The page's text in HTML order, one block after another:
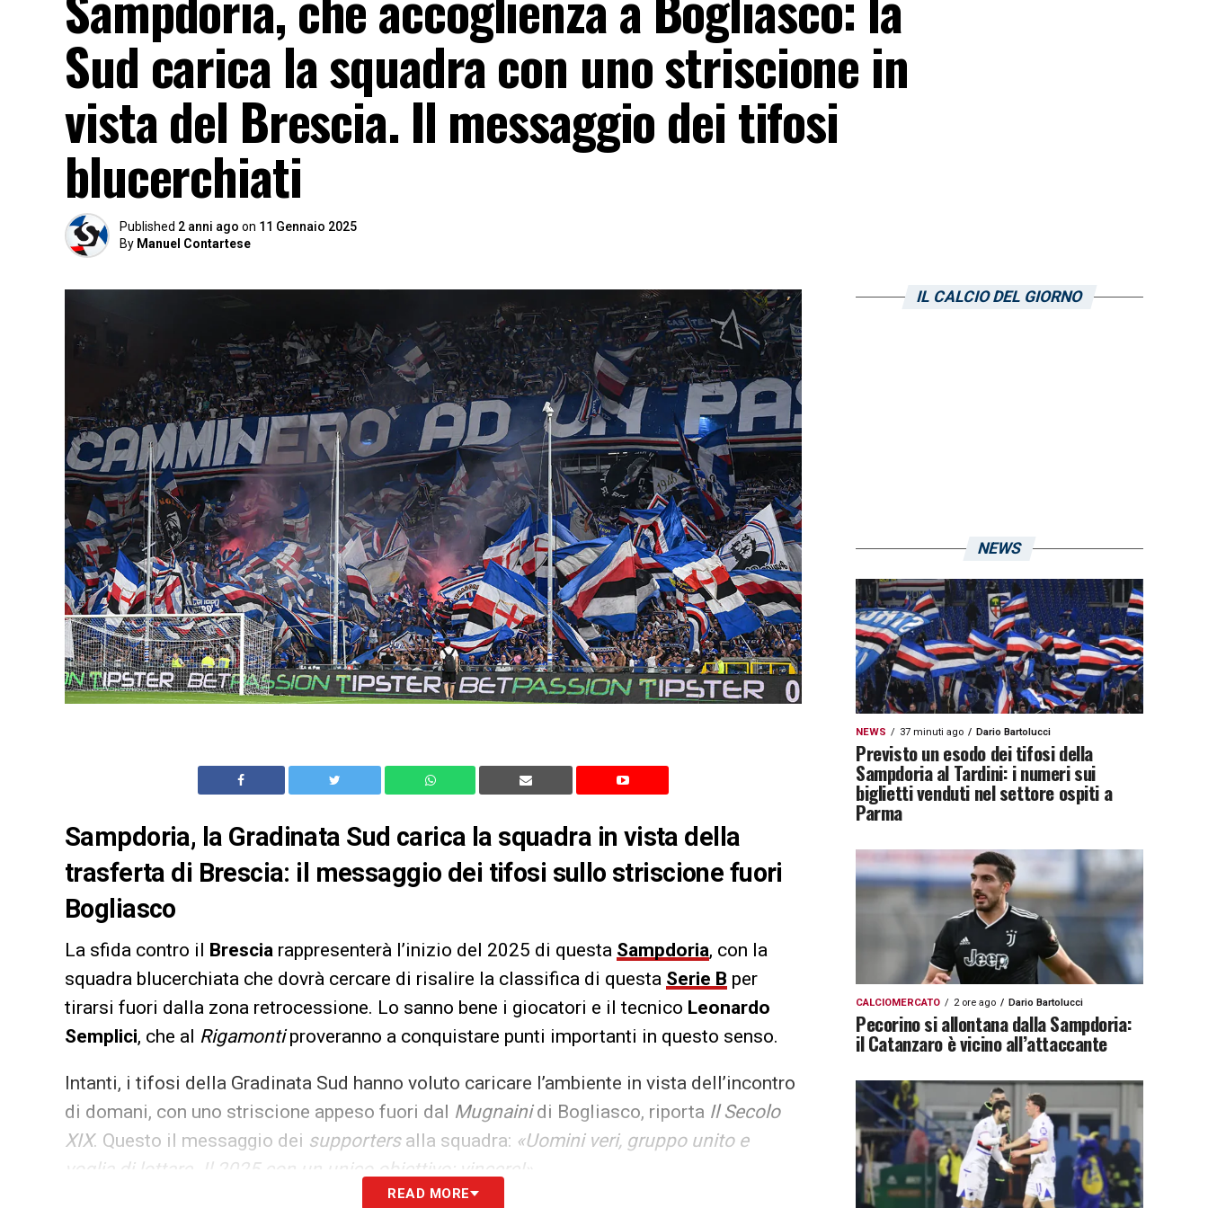
Sud carica la squadra con uno striscione in
vista del Brescia. Il messaggio dei tifosi
blucerchiati
Published 2 anni ago on 11 Gennaio 2025
By Manuel Contartese
Sampdoria, la Gradinata Sud carica la squadra in vista della
trasferta di Brescia: il messaggio dei tifosi sullo striscione fuori
Bogliasco
La sfida contro il Brescia rappresenterà l’inizio del 2025 di questa Sampdoria, con la
squadra blucerchiata che dovrà cercare di risalire la classifica di questa Serie B per
tirarsi fuori dalla zona retrocessione. Lo sanno bene i giocatori e il tecnico Leonardo
Semplici, che al Rigamontiproveranno a conquistare punti importanti in questo senso.
Intanti, i tifosi della Gradinata Sud hanno voluto caricare l’ambiente in vista dell’incontro
di domani, con uno striscione appeso fuori dal Mugnainidi Bogliasco, riporta Il Secolo
XIX. Questo il messaggio dei supportersalla squadra: «Uomini veri, gruppo unito e
voglia di lottare. Il 2025 con un unico obiettivo: vincere!»
READ MORE
IL CALCIO DEL GIORNO
NEWS
NEWS 37 minuti ago Dario Bartolucci
Previsto un esodo dei tifosi della
Sampdoria al Tardini: i numeri sui
biglietti venduti nel settore ospiti a
Parma
CALCIOMERCATO 2 ore ago Dario Bartolucci
Pecorino si allontana dalla Sampdoria:
il Catanzaro è vicino all’attaccante